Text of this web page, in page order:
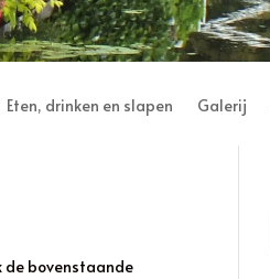
Eten, drinken en slapen Galerij
de bovenstaande